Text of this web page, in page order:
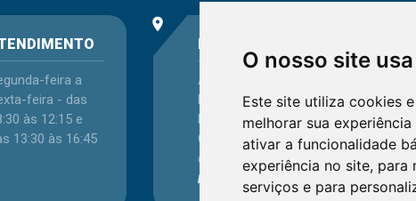
O nosso site
Este site utiliza cookies
melhorar sua
ativar a funcionalidade
experiência no site, para
serviços e para
feira a
feira - das
às 12:15 e
13:30 às 16:45
place
ENDEREÇO
Avenida Itaqui, 45,
Bairro Petrópolis,
Porto Alegre - RS -
CEP 90460-140
Confira as demais
localizações
no Estado